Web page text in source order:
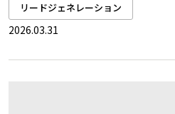
リードジェネレーション
2026.03.31